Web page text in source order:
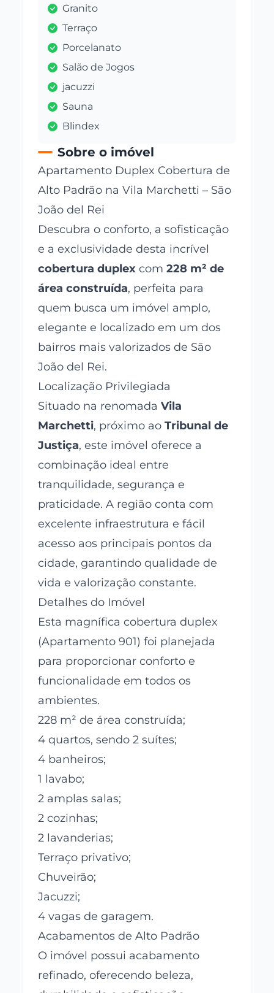
Granito
Terraço
Porcelanato
Salão de Jogos
jacuzzi
Sauna
Blindex
Sobre o imóvel
Apartamento Duplex Cobertura de
Alto Padrão na Vila Marchetti – São
João del Rei
Descubra o conforto, a sofisticação
e a exclusividade desta incrível
cobertura duplex com228 m² de
área construída, perfeita para
quem busca um imóvel amplo,
elegante e localizado em um dos
bairros mais valorizados de São
João del Rei.
Localização Privilegiada
Situado na renomadaVila
Marchetti, próximo aoTribunal de
Justiça, este imóvel oferece a
combinação ideal entre
tranquilidade, segurança e
praticidade. A região conta com
excelente infraestrutura e fácil
acesso aos principais pontos da
cidade, garantindo qualidade de
vida e valorização constante.
Detalhes do Imóvel
Esta magnífica cobertura duplex
(Apartamento 901) foi planejada
para proporcionar conforto e
funcionalidade em todos os
ambientes.
228 m² de área construída;
4 quartos, sendo 2 suítes;
4 banheiros;
1 lavabo;
2 amplas salas;
2 cozinhas;
2 lavanderias;
Terraço privativo;
Chuveirão;
Jacuzzi;
4 vagas de garagem.
Acabamentos de Alto Padrão
O imóvel possui acabamento
refinado, oferecendo beleza,